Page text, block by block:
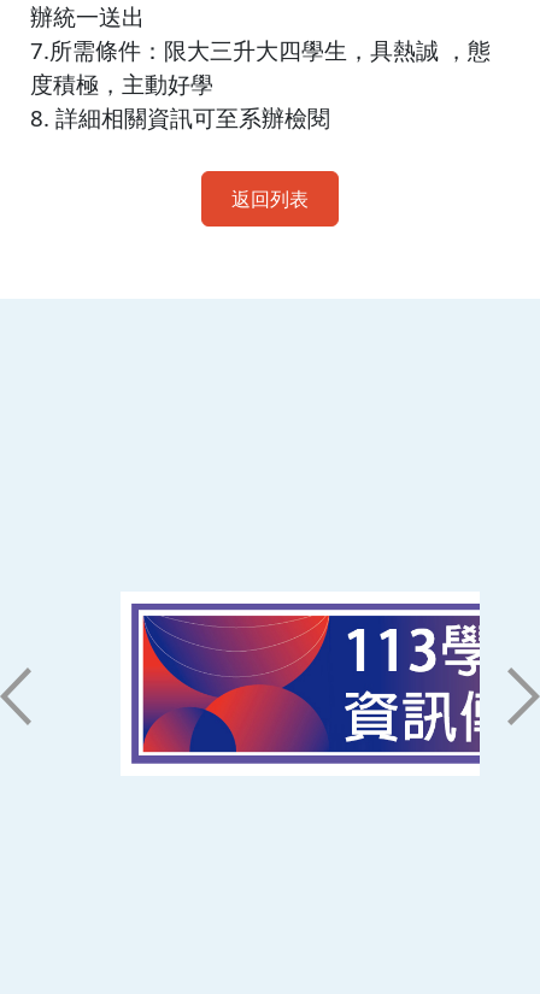
辦統一送出
7.所需條件：限大三升大四學生，具熱誠 ，態
度積極，主動好學
8. 詳細相關資訊可至系辦檢閱
返回列表
71005 台南市永康區南台街一號
06-2533131 ext. 7101
ic@stust.edu.tw
辦公時間